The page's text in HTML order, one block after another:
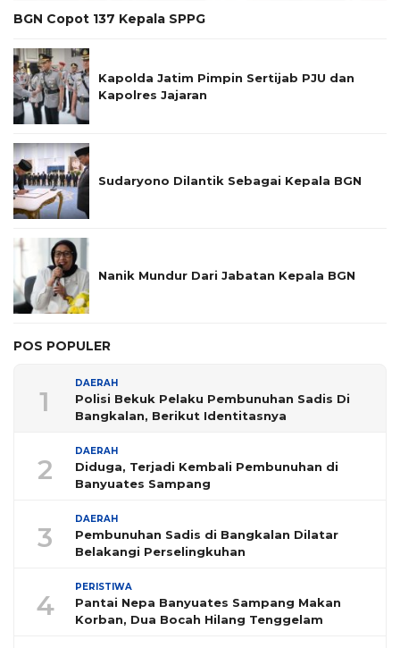
BGN Copot 137 Kepala SPPG
Kapolda Jatim Pimpin Sertijab PJU dan
Kapolres Jajaran
Sudaryono Dilantik Sebagai Kepala BGN
Nanik Mundur Dari Jabatan Kepala BGN
POS POPULER
1
DAERAH
Polisi Bekuk Pelaku Pembunuhan Sadis Di
Bangkalan, Berikut Identitasnya
2
DAERAH
Diduga, Terjadi Kembali Pembunuhan di
Banyuates Sampang
3
DAERAH
Pembunuhan Sadis di Bangkalan Dilatar
Belakangi Perselingkuhan
4
PERISTIWA
Pantai Nepa Banyuates Sampang Makan
Korban, Dua Bocah Hilang Tenggelam